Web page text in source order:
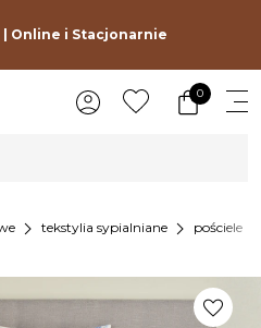
| Online i Stacjonarnie
0
chevron_right tekstylia sypialniane chevron_right pościele
favorite